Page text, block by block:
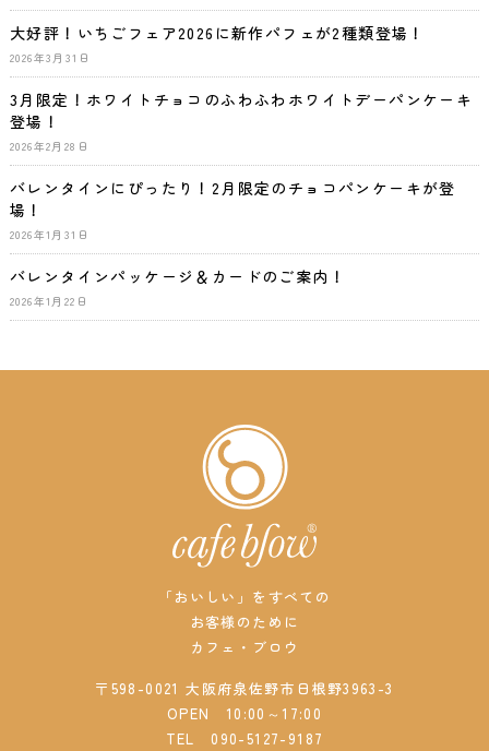
大好評！いちごフェア2026に新作パフェが2種類登場！
2026年3月31日
3月限定！ホワイトチョコのふわふわホワイトデーパンケーキ
登場！
2026年2月28日
バレンタインにぴったり！2月限定のチョコパンケーキが登
場！
2026年1月31日
バレンタインパッケージ＆カードのご案内！
2026年1月22日
「おいしい」をすべての
お客様のために
カフェ・ブロウ
〒598-0021 大阪府泉佐野市日根野3963-3
OPEN 10:00～17:00
TEL090-5127-9187